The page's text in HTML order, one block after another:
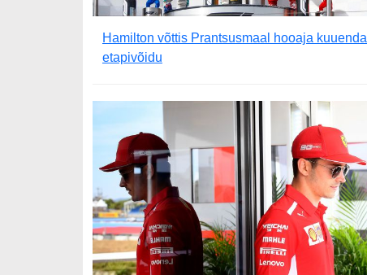
Hamilton võttis Prantsusmaal hooaja kuuenda
etapivõidu